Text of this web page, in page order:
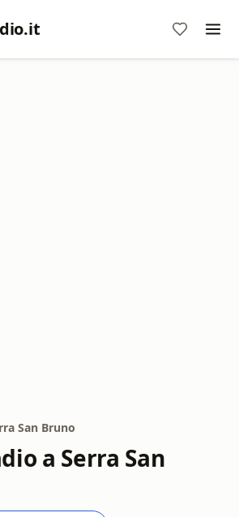
San Bruno
a Serra San